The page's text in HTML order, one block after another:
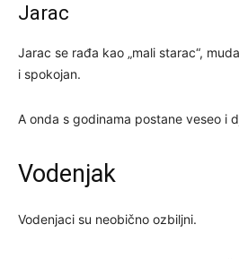
Jarac
Jarac se rađa kao „mali starac“,
i spokojan.
A onda s godinama postane veseo i
Vodenjak
Vodenjaci su neobično ozbiljni.